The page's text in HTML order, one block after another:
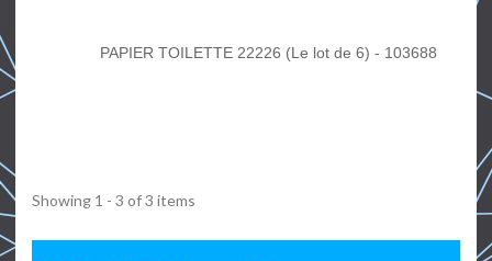
PAPIER TOILETTE 22226 (Le lot de 6) - 103688
Showing 1 - 3 of 3 items